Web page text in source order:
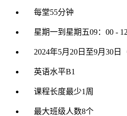
每堂55分钟
星期一到星期五09：00 -
2024年5月20日至9月30日
英语水平B1
课程长度最少1周
最大班级人数8个